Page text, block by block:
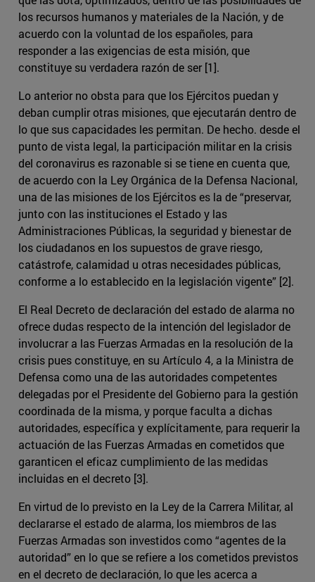
los recursos humanos y materiales de la Nación, y de
acuerdo con la voluntad de los españoles, para
responder a las exigencias de esta misión, que
constituye su verdadera razón de ser [1].
Lo anterior no obsta para que los Ejércitos puedan y
deban cumplir otras misiones, que ejecutarán dentro de
lo que sus capacidades les permitan. De hecho. desde el
punto de vista legal, la participación militar en la crisis
del coronavirus es razonable si se tiene en cuenta que,
de acuerdo con la Ley Orgánica de la Defensa Nacional,
una de las misiones de los Ejércitos es la de “preservar,
junto con las instituciones el Estado y las
Administraciones Públicas, la seguridad y bienestar de
los ciudadanos en los supuestos de grave riesgo,
catástrofe, calamidad u otras necesidades públicas,
conforme a lo establecido en la legislación vigente” [2].
El Real Decreto de declaración del estado de alarma no
ofrece dudas respecto de la intención del legislador de
involucrar a las Fuerzas Armadas en la resolución de la
crisis pues constituye, en su Artículo 4, a la Ministra de
Defensa como una de las autoridades competentes
delegadas por el Presidente del Gobierno para la gestión
coordinada de la misma, y porque faculta a dichas
autoridades, específica y explícitamente, para requerir la
actuación de las Fuerzas Armadas en cometidos que
garanticen el eficaz cumplimiento de las medidas
incluidas en el decreto [3].
En virtud de lo previsto en la Ley de la Carrera Militar, al
declararse el estado de alarma, los miembros de las
Fuerzas Armadas son investidos como “agentes de la
autoridad” en lo que se refiere a los cometidos previstos
en el decreto de declaración, lo que les acerca a